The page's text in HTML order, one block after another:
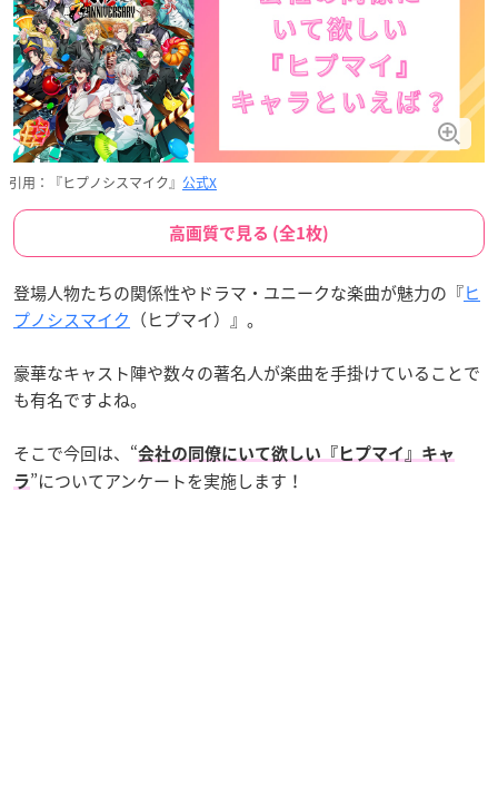
引用：『ヒプノシスマイク』 公式X
高画質で見る (全1枚)
登場人物たちの関係性やドラマ・ユニークな楽曲が魅力の『ヒ
プノシスマイク （ヒプマイ）』。
豪華なキャスト陣や数々の著名人が楽曲を手掛けていることで
も有名ですよね。
そこで今回は、“会社の同僚にいて欲しい『ヒプマイ』キャ
ラ”についてアンケートを実施します！